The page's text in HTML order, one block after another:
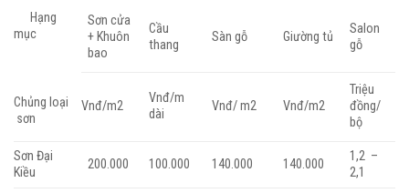
Hạng
mục
Chủng loại
sơn
Sơn cửa
+ Khuôn
bao
Cầu
thang
Sàn gỗ Giường tủ
Salon
gỗ
Vnđ/m2
Vnđ/m
dài
Vnđ/ m2 Vnđ/m2
Triệu
đồng/
bộ
Sơn Đại
Kiều
200.000 100.000 140.000 140.000
1,2 –
2,1